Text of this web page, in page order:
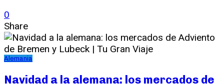
0
Share
Alemania
Navidad a la alemana: los mercados de